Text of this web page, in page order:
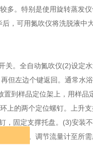
多。特别是使用旋转蒸发
，可用氮吹仪将洗脱液中
关。全自动氮吹仪(2)设定
但左边个键返回。通常水
到样品定位架上，用样品
上的两个定位螺钉。上升
固定支撑托盘。(3)安装
路冲开。调节流量计至所